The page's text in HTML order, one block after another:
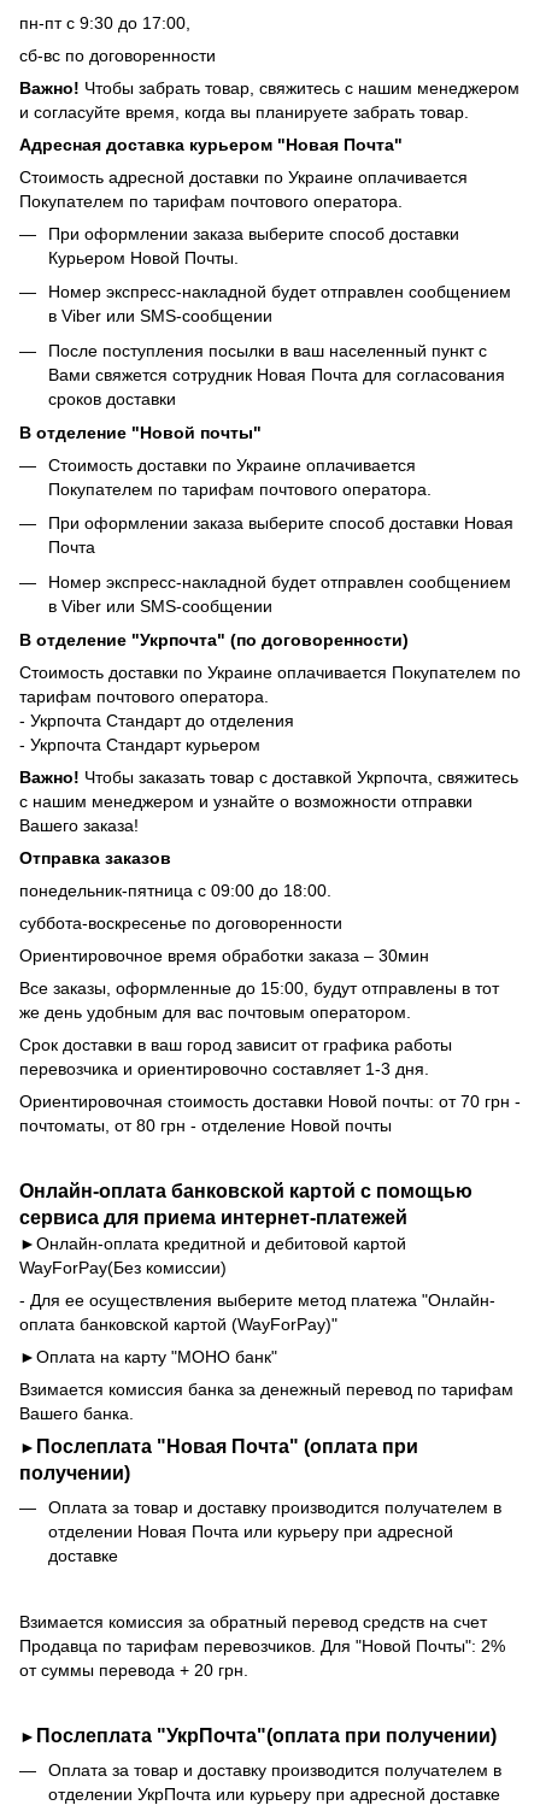
пн-пт с 9:30 до 17:00,
сб-вс по договоренности
Важно! Чтобы забрать товар, свяжитесь с нашим менеджером
и согласуйте время, когда вы планируете забрать товар.
Адресная доставка курьером "Новая Почта"
Стоимость адресной доставки по Украине оплачивается
Покупателем по тарифам почтового оператора.
При оформлении заказа выберите способ доставки
Курьером Новой Почты.
Номер экспресс-накладной будет отправлен сообщением
в Viber или SMS-сообщении
После поступления посылки в ваш населенный пункт с
Вами свяжется сотрудник Новая Почта для согласования
сроков доставки
В отделение "Новой почты"
Стоимость доставки по Украине оплачивается
Покупателем по тарифам почтового оператора.
При оформлении заказа выберите способ доставки Новая
Почта
Номер экспресс-накладной будет отправлен сообщением
в Viber или SMS-сообщении
В отделение "Укрпочта" (по договоренности)
Стоимость доставки по Украине оплачивается Покупателем по
тарифам почтового оператора.
- Укрпочта Стандарт до отделения
- Укрпочта Стандарт курьером
Важно! Чтобы заказать товар с доставкой Укрпочта, свяжитесь
с нашим менеджером и узнайте о возможности отправки
Вашего заказа!
Отправка заказов
понедельник-пятница с 09:00 до 18:00.
суббота-воскресенье по договоренности
Ориентировочное время обработки заказа – 30мин
Все заказы, оформленные до 15:00, будут отправлены в тот
же день удобным для вас почтовым оператором.
Срок доставки в ваш город зависит от графика работы
перевозчика и ориентировочно составляет 1-3 дня.
Ориентировочная стоимость доставки Новой почты: от 70 грн -
почтоматы, от 80 грн - отделение Новой почты
Онлайн-оплата банковской картой с помощью
сервиса для приема интернет-платежей
►Онлайн-оплата кредитной и дебитовой картой
WayForPay(Без комиссии)
- Для ее осуществления выберите метод платежа "Онлайн-
оплата банковской картой (WayForPay)"
►Оплата на карту "МОНО банк"
Взимается комиссия банка за денежный перевод по тарифам
Вашего банка.
► Послеплата "Новая Почта" (оплата при
получении)
Оплата за товар и доставку производится получателем в
отделении Новая Почта или курьеру при адресной
доставке
Взимается комиссия за обратный перевод средств на счет
Продавца по тарифам перевозчиков. Для "Новой Почты": 2%
от суммы перевода + 20 грн.
► Послеплата "УкрПочта"(оплата при получении)
Оплата за товар и доставку производится получателем в
отделении УкрПочта или курьеру при адресной доставке